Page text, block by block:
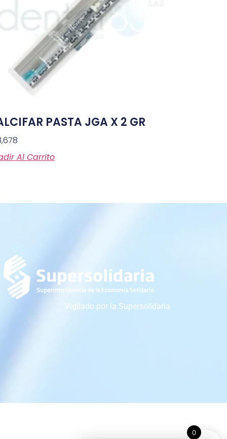
PASTA JGA X 2 GR
Al Carrito
Vigilado por la Supersolidaria
0